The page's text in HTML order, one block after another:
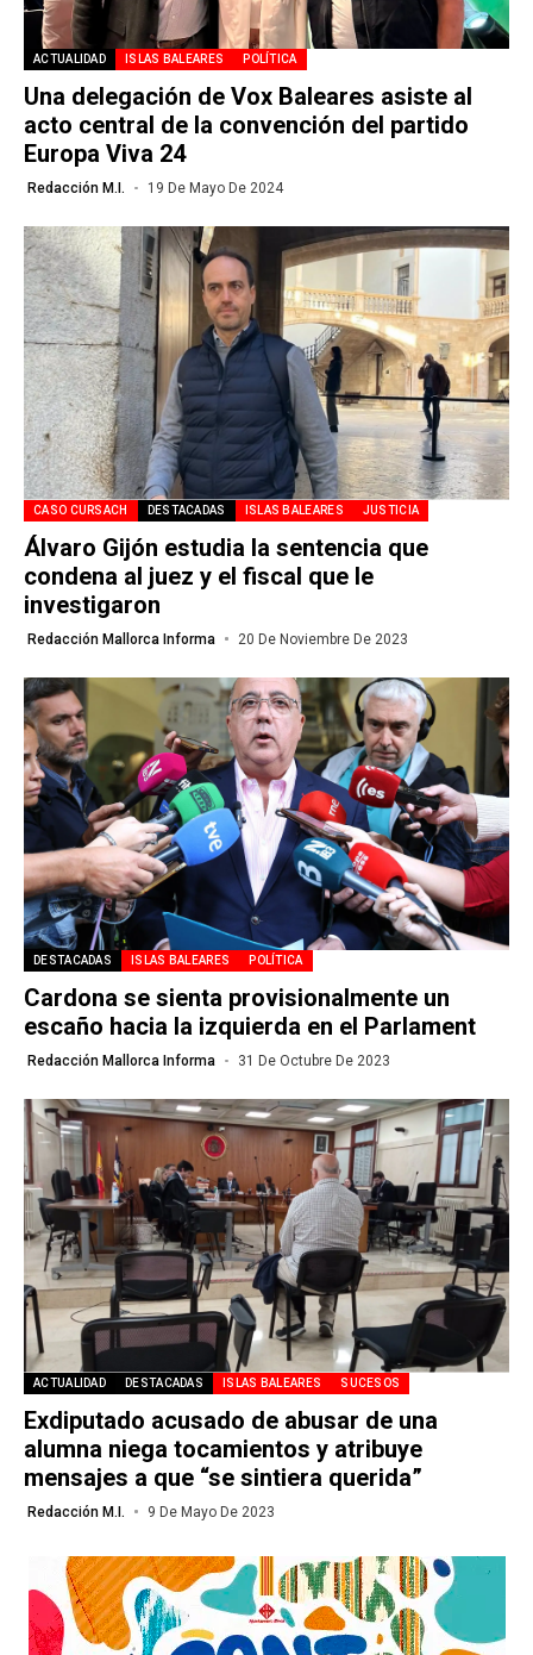
ACTUALIDAD ISLAS BALEARES POLÍTICA
Una delegación de Vox Baleares asiste al
acto central de la convención del partido
Europa Viva 24
Redacción M.I. 19 De Mayo De 2024
CASO CURSACH DESTACADAS ISLAS BALEARES JUSTICIA
Álvaro Gijón estudia la sentencia que
condena al juez y el fiscal que le
investigaron
Redacción Mallorca Informa 20 De Noviembre De 2023
DESTACADAS ISLAS BALEARES POLÍTICA
Cardona se sienta provisionalmente un
escaño hacia la izquierda en el Parlament
Redacción Mallorca Informa 31 De Octubre De 2023
ACTUALIDAD DESTACADAS ISLAS BALEARES SUCESOS
Exdiputado acusado de abusar de una
alumna niega tocamientos y atribuye
mensajes a que “se sintiera querida”
Redacción M.I. 9 De Mayo De 2023